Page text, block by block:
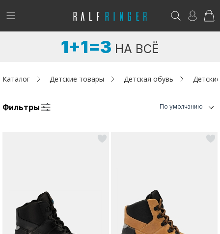
!
Женщинам
Акции / Новости
Адреса магазинов
Возникли вопросы? - club@ralf.ru
1+1=3 НА ВСЁ
Каталог Детские товары Детская обувь
Фильтры По умолчанию